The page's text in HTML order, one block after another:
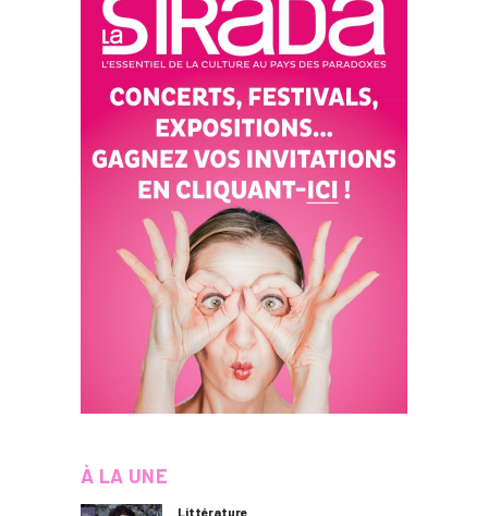
À LA UNE